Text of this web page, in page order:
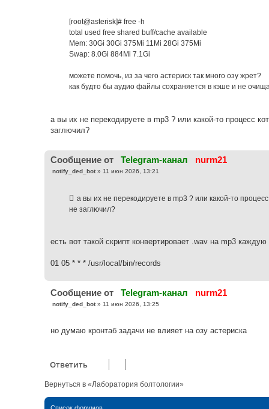
[root@asterisk]# free -h
total used free shared buff/cache available
Mem: 30Gi 30Gi 375Mi 11Mi 28Gi 375Mi
Swap: 8.0Gi 884Mi 7.1Gi
можете помочь, из за чего астериск так много озу жрет?
как будто бы аудио файлы сохраняется в кэше и не
а вы их не перекодируете в mp3 ? или какой-то процесс
заглючил?
Cообщение от Telegram-канал nurm21
Сnotify_ded_bot» 11 июн 2026, 13:21
а вы их не перекодируете в mp3 ? или какой-то
не заглючил?
есть вот такой скрипт конвертировает .wav на mp3 каждую
01 05 * * * /usr/local/bin/records
Cообщение от Telegram-канал nurm21
С
щ
е
notify_ded_bot» 11 июн 2026, 13:25
но думаю кронтаб задачи не влияет на озу астериска
Ответить
Вернуться в «Лаборатория болтологии»